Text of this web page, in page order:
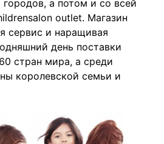
городов, а потом и со всей
outlet. Магазин
сервис и наращивая
день поставки
стран мира, а среди
королевской семьи и